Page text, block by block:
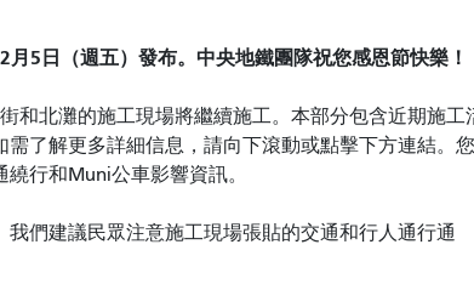
5日（週五）發布。中央地鐵團隊祝您感恩節快樂！
和北灘的施工現場將繼續施工。本部分包含近期施工
了解更多詳細信息，請向下滾動或點擊下方連結。您
繞行和Muni公車影響資訊。
們建議民眾注意施工現場張貼的交通和行人通行通